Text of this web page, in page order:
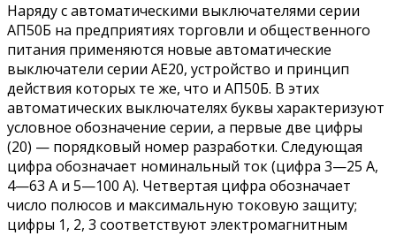
Наряду с автоматическими выключателями серии
АП50Б на предприятиях торговли и общественного
питания применяются новые автоматические
выключатели серии АЕ20, устройство и принцип
действия которых те же, что и АП50Б. В этих
автоматических выключателях буквы характеризуют
условное обозначение серии, а первые две цифры
(20) — порядковый номер разработки. Следующая
цифра обозначает номинальный ток (цифра 3—25 А,
4—63 А и 5—100 А). Четвертая цифра обозначает
число полюсов и максимальную токовую защиту;
цифры 1, 2, 3 соответствуют электромагнитным